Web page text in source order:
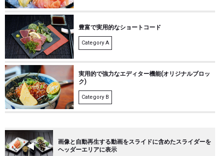
豊富で実用的なショートコード
Category A
実用的で強力なエディター機能(オリジナルブロッ
ク)
Category B
画像と自動再生する動画をスライドに含めたスライダーを
ヘッダーエリアに表示